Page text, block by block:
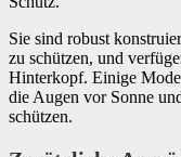
Sie sind robust
zu schützen, und
Hinterkopf. Einige
die Augen vor Sonne
schützen.